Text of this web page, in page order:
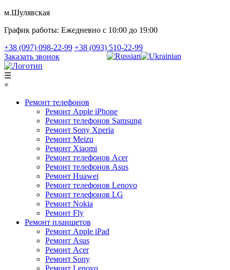
м.Шулявская
График работы: Ежедневно с 10:00 до 19:00
+38 (097) 098-22-99 +38 (093) 510-22-99
Заказать звонок
☰
×
Ремонт телефонов
Ремонт Apple iPhone
Ремонт телефонов Samsung
Ремонт Sony Xperia
Ремонт Meizu
Ремонт Xiaomi
Ремонт телефонов Acer
Ремонт телефонов Asus
Ремонт Huawei
Ремонт телефонов Lenovo
Ремонт телефонов LG
Ремонт Nokia
Ремонт Fly
Ремонт планшетов
Ремонт Apple iPad
Ремонт Asus
Ремонт Acer
Ремонт Sony
Ремонт Lenovo